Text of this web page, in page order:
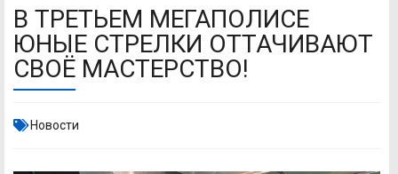
В ТРЕТЬЕМ МЕГАПОЛИСЕ
ЮНЫЕ СТРЕЛКИ ОТТАЧИВАЮТ
СВОЁ МАСТЕРСТВО!
Новости